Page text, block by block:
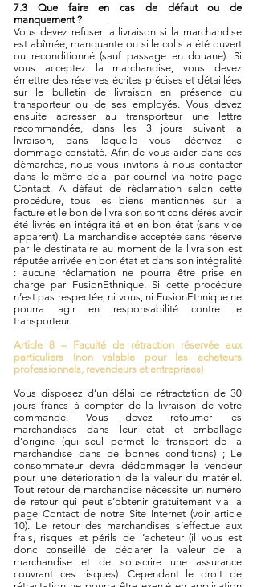
7.3 Que faire en cas de défaut ou de
manquement ?
Vous devez refuser la livraison si la marchandise
est abîmée, manquante ou si le colis a été ouvert
ou reconditionné (sauf passage en douane). Si
vous acceptez la marchandise, vous devez
émettre des réserves écrites précises et détaillées
sur le bulletin de livraison en présence du
transporteur ou de ses employés. Vous devez
ensuite adresser au transporteur une lettre
recommandée, dans les 3 jours suivant la
livraison, dans laquelle vous décrivez le
dommage constaté. Afin de vous aider dans ces
démarches, nous vous invitons à nous contacter
dans le même délai par courriel via notre page
Contact. A défaut de réclamation selon cette
procédure, tous les biens mentionnés sur la
facture et le bon de livraison sont considérés avoir
été livrés en intégralité et en bon état (sans vice
apparent). La marchandise acceptée sans réserve
par le destinataire au moment de la livraison est
réputée arrivée en bon état et dans son intégralité
: aucune réclamation ne pourra être prise en
charge par FusionEthnique. Si cette procédure
n’est pas respectée, ni vous, ni FusionEthnique ne
pourra agir en responsabilité contre le
transporteur.
Article 8 – Faculté de rétraction réservée aux
particuliers (non valable pour les acheteurs
professionnels, revendeurs et entreprises)
Vous disposez d’un délai de rétractation de 30
jours francs à compter de la livraison de votre
commande. Vous devez retourner les
marchandises dans leur état et emballage
d’origine (qui seul permet le transport de la
marchandise dans de bonnes conditions) ; Le
consommateur devra dédommager le vendeur
pour une détérioration de la valeur du matériel.
Tout retour de marchandise nécessite un numéro
de retour qui peut s’obtenir gratuitement via la
page Contact de notre Site Internet (voir article
10). Le retour des marchandises s’effectue aux
frais, risques et périls de l’acheteur (il vous est
donc conseillé de déclarer la valeur de la
marchandise et de souscrire une assurance
couvrant ces risques). Cependant le droit de